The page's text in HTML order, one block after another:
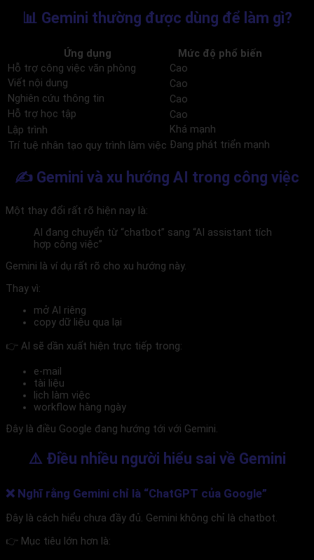
📊 Gemini thường được dùng để làm gì?
Ứng dụng
Mức độ phổ biến
Hỗ trợ công việc văn phòng
Cao
Viết nội dung
Cao
Nghiên cứu thông tin
Cao
Hỗ trợ học tập
Cao
Lập trình
Khá mạnh
Trí tuệ nhân tạo quy trình làm việc Đang phát triển mạnh
✍️ Gemini và xu hướng AI trong công việc
Một thay đổi rất rõ hiện nay là:
AI đang chuyển từ “chatbot” sang “AI assistant tích
hợp công việc”
Gemini là ví dụ rất rõ cho xu hướng này.
Thay vì:
mở AI riêng
copy dữ liệu qua lại
👉 AI sẽ dần xuất hiện trực tiếp trong:
e-mail
tài liệu
lịch làm việc
workflow hàng ngày
Đây là điều Google đang hướng tới với Gemini.
⚠️ Điều nhiều người hiểu sai về Gemini
❌ Nghĩ rằng Gemini chỉ là “ChatGPT của Google”
Đây là cách hiểu chưa đầy đủ. Gemini không chỉ là chatbot.
👉 Mục tiêu lớn hơn là: